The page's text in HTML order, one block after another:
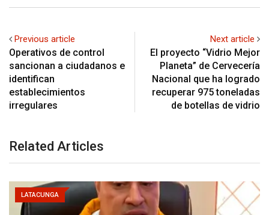
Previous article
Operativos de control
sancionan a ciudadanos e
identifican
establecimientos
irregulares
Next article
El proyecto “Vidrio Mejor
Planeta” de Cervecería
Nacional que ha logrado
recuperar 975 toneladas
de botellas de vidrio
Related Articles
LATACUNGA